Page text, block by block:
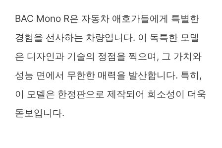
BAC Mono R은 자동차 애호가들에게 특별한
경험을 선사하는 차량입니다. 이 독특한 모델
은 디자인과 기술의 정점을 찍으며, 그 가치와
성능 면에서 무한한 매력을 발산합니다. 특히,
이 모델은 한정판으로 제작되어 희소성이 더욱
돋보입니다.